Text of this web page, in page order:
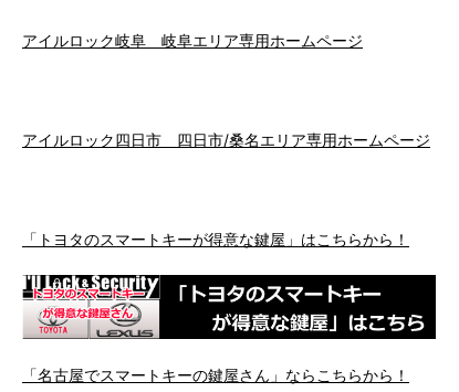
アイルロック岐阜 岐阜エリア専用ホームページ
アイルロック四日市 四日市/桑名エリア専用ホームページ
「トヨタのスマートキーが得意な鍵屋」はこちらから！
「名古屋でスマートキーの鍵屋さん」ならこちらから！